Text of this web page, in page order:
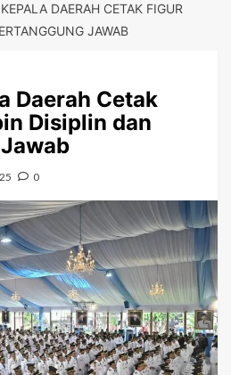
DAERAH CETAK FIGUR
JAWAB
Daerah Cetak
Disiplin dan
0